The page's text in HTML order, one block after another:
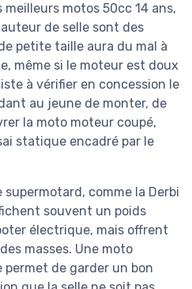
motos 50cc 14 ans,
de selle sont des
petite taille aura du mal à
même si le moteur est doux
à vérifier en concession le
au jeune de monter, de
la moto moteur coupé,
statique encadré par le
comme la Derbi
souvent un poids
électrique, mais offrent
masses. Une moto
de garder un bon